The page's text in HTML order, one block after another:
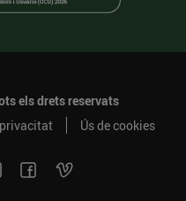
els drets reservats
Ús de cookies